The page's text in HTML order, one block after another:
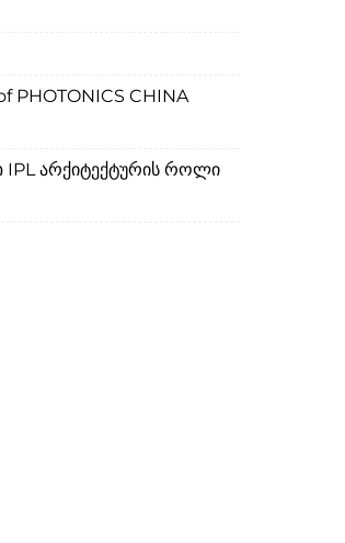
PHOTONICS CHINA
არქიტექტურის როლი